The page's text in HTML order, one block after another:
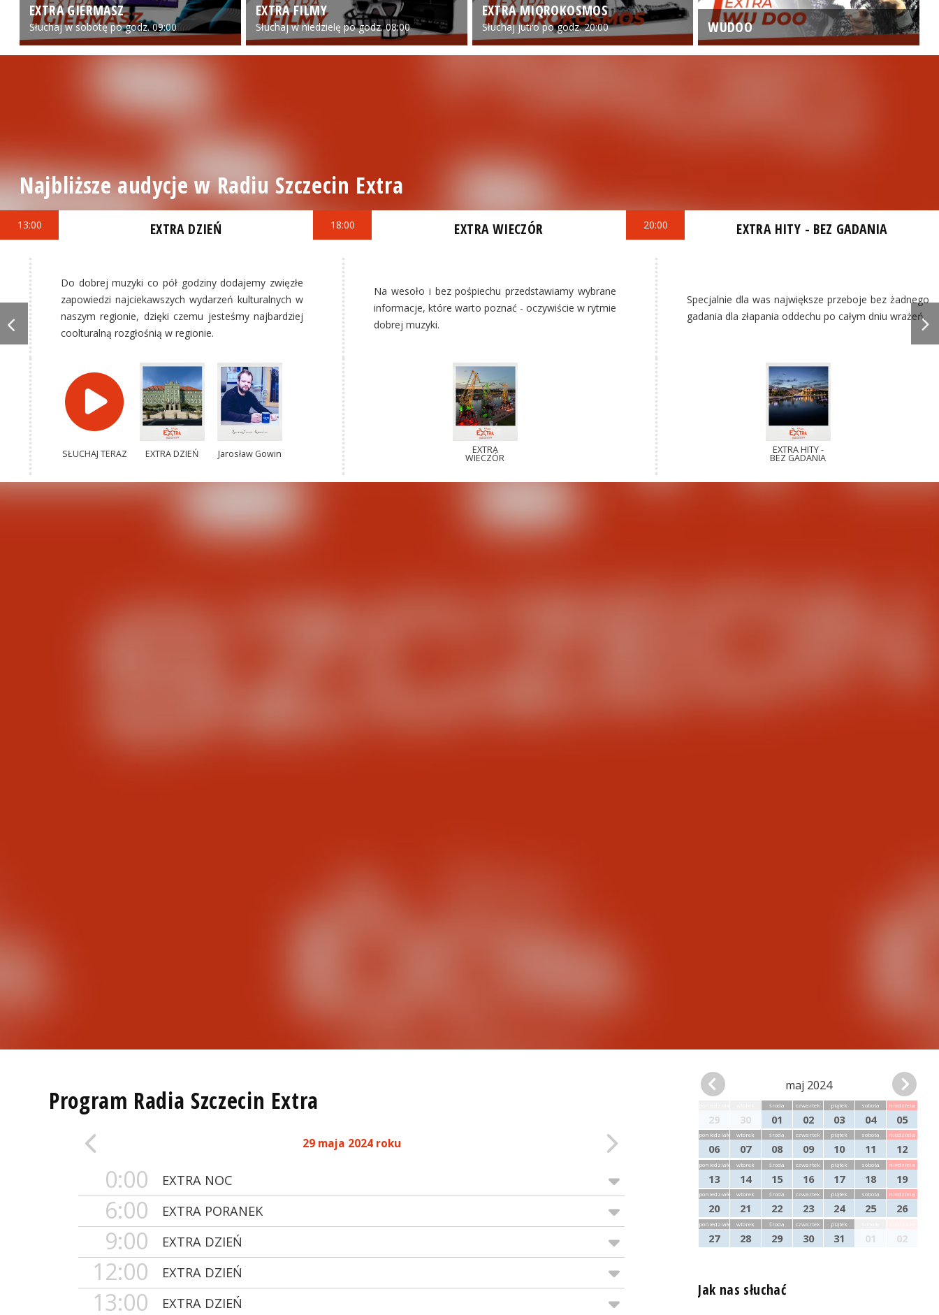
EXTRA GIERMASZ
Słuchaj w sobotę po godz. 09:00
EXTRA FILMY
Słuchaj w niedzielę po godz. 08:00
EXTRA MIQROKOSMOS
Słuchaj jutro po godz. 20:00 WUDOO
Najbliższe audycje w Radiu Szczecin Extra
13:00 EXTRA DZIEŃ
Do dobrej muzyki co pół godziny dodajemy zwięzłe
zapowiedzi najciekawszych wydarzeń kulturalnych w
naszym regionie, dzięki czemu jesteśmy najbardziej
coolturalną rozgłośnią w regionie.
SŁUCHAJ TERAZ EXTRA DZIEŃ Jarosław Gowin
18:00 EXTRA WIECZÓR
Na wesoło i bez pośpiechu przedstawiamy wybrane
informacje, które warto poznać - oczywiście w rytmie
dobrej muzyki.
EXTRA
WIECZÓR
20:00 EXTRA HITY - BEZ GADANIA
Specjalnie dla was największe przeboje bez żadnego
gadania dla złapania oddechu po całym dniu wrażeń.
EXTRA HITY -
BEZ GADANIA
Program Radia Szczecin Extra
29 maja 2024 roku
0:00 EXTRA NOC
6:00 EXTRA PORANEK
9:00 EXTRA DZIEŃ
12:00 EXTRA DZIEŃ
13:00 EXTRA DZIEŃ
maj 2024
29 30
środa
01
czwartek
02
piątek
03
sobota
04
niedziela
05
poniedziałek
06
wtorek
07
środa
08
czwartek
09
piątek
10
sobota
11
niedziela
12
poniedziałek
13
wtorek
14
środa
15
czwartek
16
piątek
17
sobota
18
niedziela
19
poniedziałek
20
wtorek
21
środa
22
czwartek
23
piątek
24
sobota
25
niedziela
26
poniedziałek
27
wtorek
28
środa
29
czwartek
30
piątek
31 01 02
Jak nas słuchać